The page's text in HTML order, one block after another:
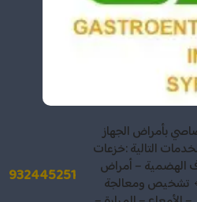
بأمراض الجهاز
التالية :خزعات
الهضمية – أمراض
تشخيص ومعالجة
932445251